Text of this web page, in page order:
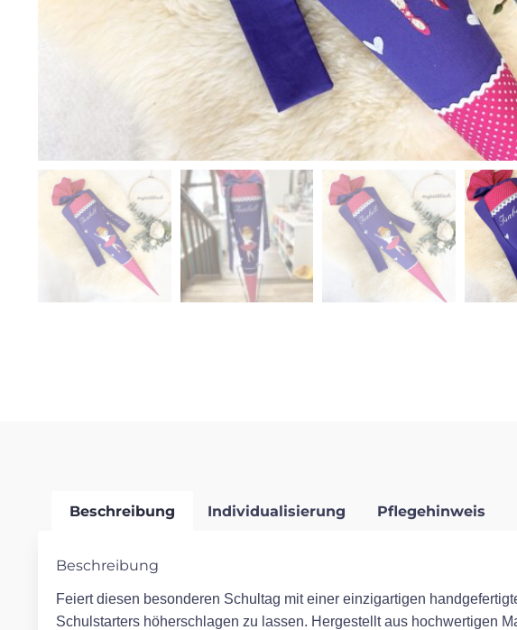
Beschreibung Individualisierung Pflegehinweis
Beschreibung
Feiert diesen besonderen Schultag mit einer einzigartigen
Schulstarters höherschlagen zu lassen. Hergestellt aus hochwertigen